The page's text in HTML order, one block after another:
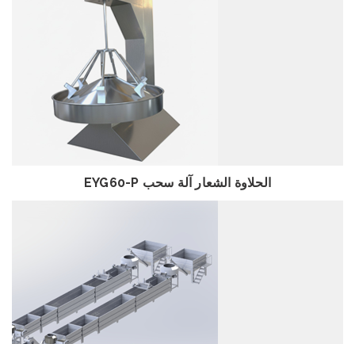
استعراض
EYG60-P الحلاوة الشعار آلة سحب